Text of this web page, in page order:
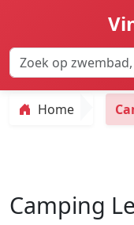
Home
Camping